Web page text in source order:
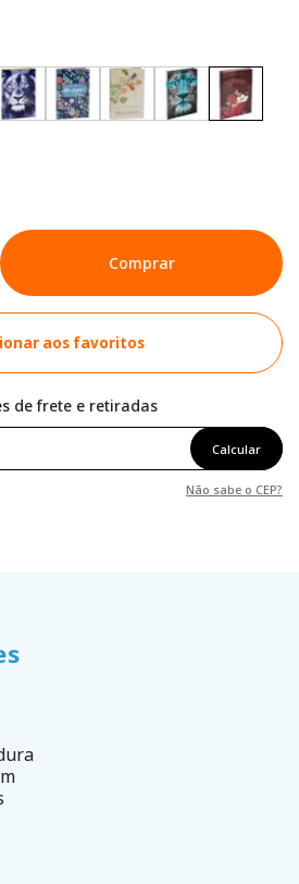
Comprar
aos favoritos
de frete e retiradas
Calcular
Não sabe o CEP?